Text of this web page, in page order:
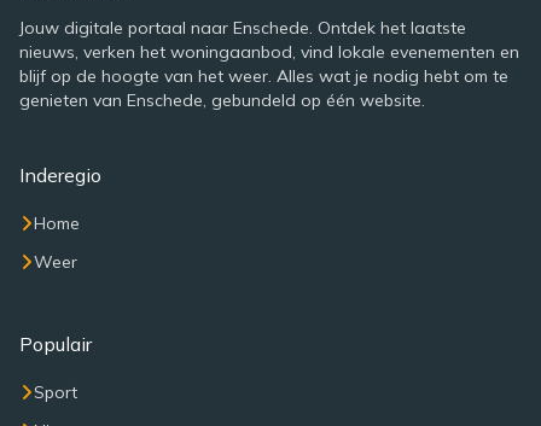
Jouw digitale portaal naar Enschede. Ontdek het laatste
nieuws, verken het woningaanbod, vind lokale evenementen en
blijf op de hoogte van het weer. Alles wat je nodig hebt om te
genieten van Enschede, gebundeld op één website.
Inderegio
Home
Weer
Populair
Sport